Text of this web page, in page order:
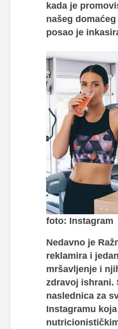
kada je
našeg
posao je
foto: Instagram
Nedavno je
reklamira i
mršavljenje i
zdravoj ishrani.
naslednica za
Instagramu